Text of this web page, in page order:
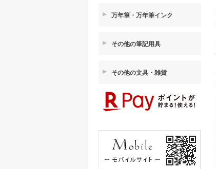
万年筆・万年筆インク
その他の筆記用具
その他の文具・雑貨